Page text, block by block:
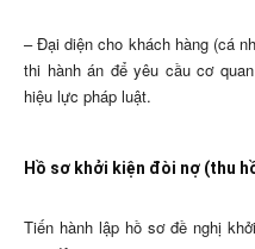
– Đại diện cho khách hàng (cá
thi hành án để yêu cầu cơ
hiệu lực pháp luật.
Hồ sơ khởi kiện đòi nợ (thu
Tiến hành lập hồ sơ đề nghị